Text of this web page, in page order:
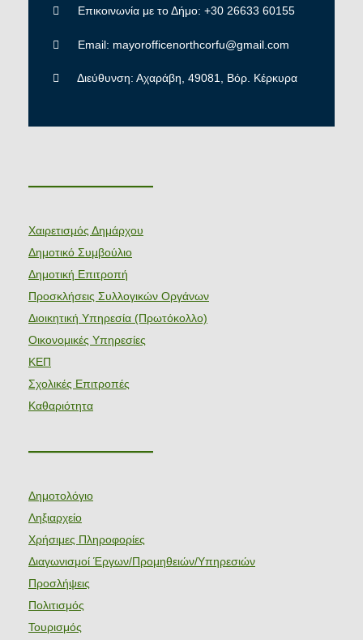
Επικοινωνία με το Δήμο: +30 26633 60155
Email: mayorofficenorthcorfu@gmail.com
Διεύθυνση: Αχαράβη, 49081, Βόρ. Κέρκυρα
———————
Χαιρετισμός Δημάρχου
Δημοτικό Συμβούλιο
Δημοτική Επιτροπή
Προσκλήσεις Συλλογικών Οργάνων
Διοικητική Υπηρεσία (Πρωτόκολλο)
Οικονομικές Υπηρεσίες
ΚΕΠ
Σχολικές Επιτροπές
Καθαριότητα
———————
Δημοτολόγιο
Ληξιαρχείο
Χρήσιμες Πληροφορίες
Διαγωνισμοί Έργων/Προμηθειών/Υπηρεσιών
Προσλήψεις
Πολιτισμός
Τουρισμός